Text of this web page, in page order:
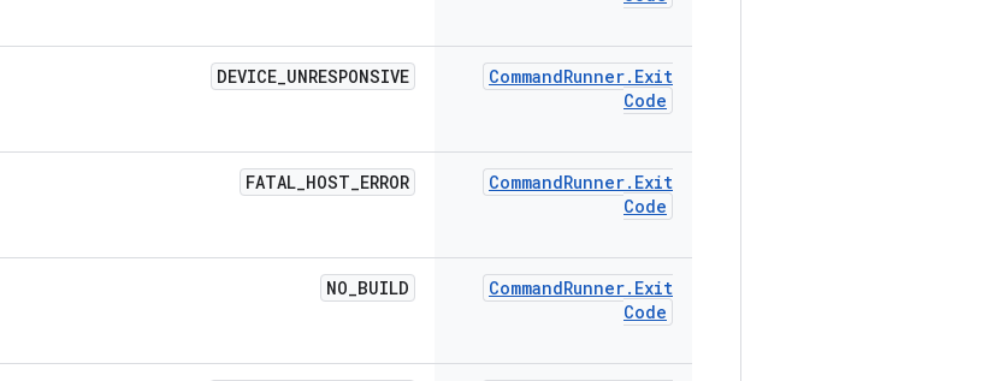
CommandRunner. Exit
Code
DEVICE_UNRESPONSIVE
CommandRunner. Exit
Code
FATAL_HOST_ERROR
CommandRunner. Exit
Code
NO_BUILD